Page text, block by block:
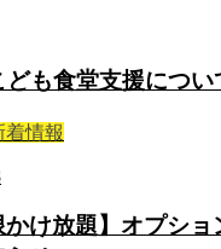
ども食堂支援につい
着情報
かけ放題】オプシ